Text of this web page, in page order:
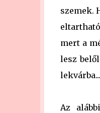
szemek.
mert a
lesz
lekvárba...
Az